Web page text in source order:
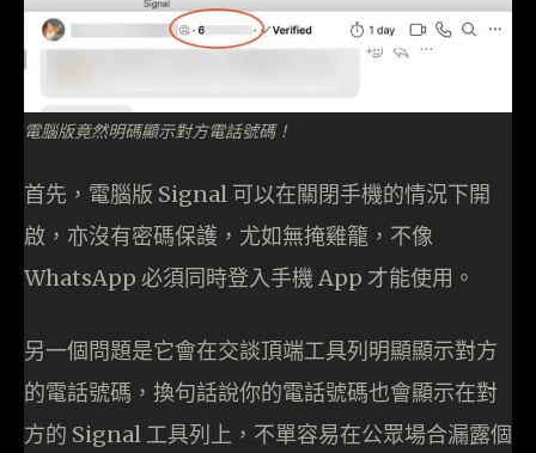
電腦版竟然明碼顯示對方電話號碼！
首先，電腦版 Signal 可以在關閉手機的情況下開
啟，亦沒有密碼保護，尤如無掩雞籠，不像
WhatsApp 必須同時登入手機 App 才能使用。
另一個問題是它會在交談頂端工具列明顯顯示對方
的電話號碼，換句話說你的電話號碼也會顯示在對
方的 Signal 工具列上，不單容易在公眾場合漏露個